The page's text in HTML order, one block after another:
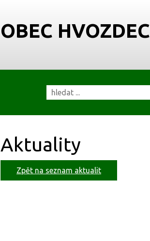
OBEC HVOZDEC
Aktuality
Zpět na seznam aktualit